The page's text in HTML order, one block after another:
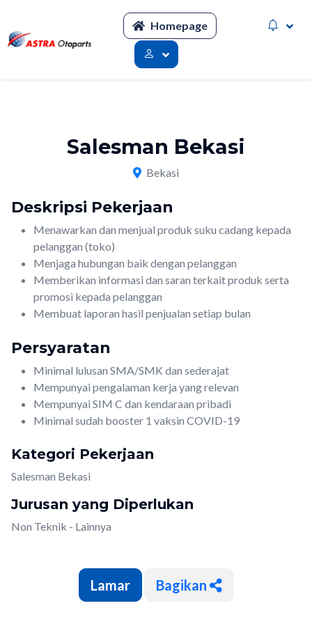
Homepage
Salesman Bekasi
Bekasi
Deskripsi Pekerjaan
Menawarkan dan menjual produk suku cadang kepada
pelanggan (toko)
Menjaga hubungan baik dengan pelanggan
Memberikan informasi dan saran terkait produk serta
promosi kepada pelanggan
Membuat laporan hasil penjualan setiap bulan
Persyaratan
Minimal lulusan SMA/SMK dan sederajat
Mempunyai pengalaman kerja yang relevan
Mempunyai SIM C dan kendaraan pribadi
Minimal sudah booster 1 vaksin COVID-19
Kategori Pekerjaan
Salesman Bekasi
Jurusan yang Diperlukan
Non Teknik - Lainnya
Bagikan